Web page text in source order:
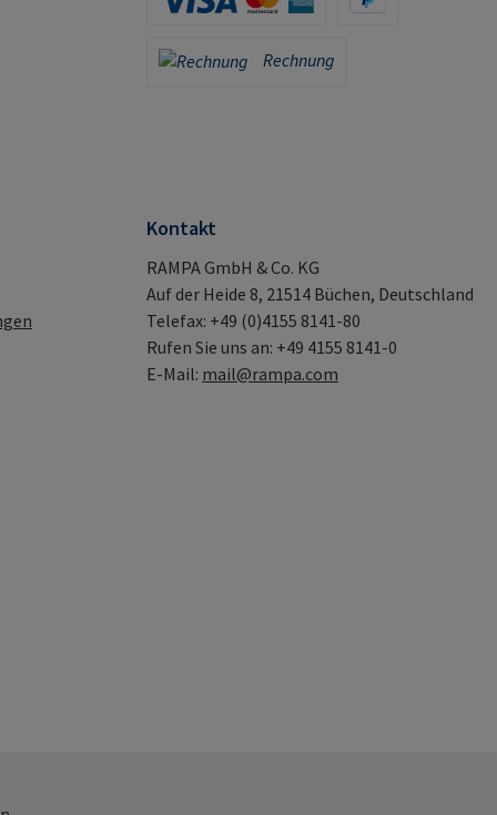
Rechnung
Rechnung
Kontakt
RAMPA GmbH & Co. KG
Auf der Heide 8, 21514 Büchen, Deutschland
Telefax: +49 (0)4155 8141-80
Rufen Sie uns an: +49 4155 8141-0
E-Mail: mail@rampa.com